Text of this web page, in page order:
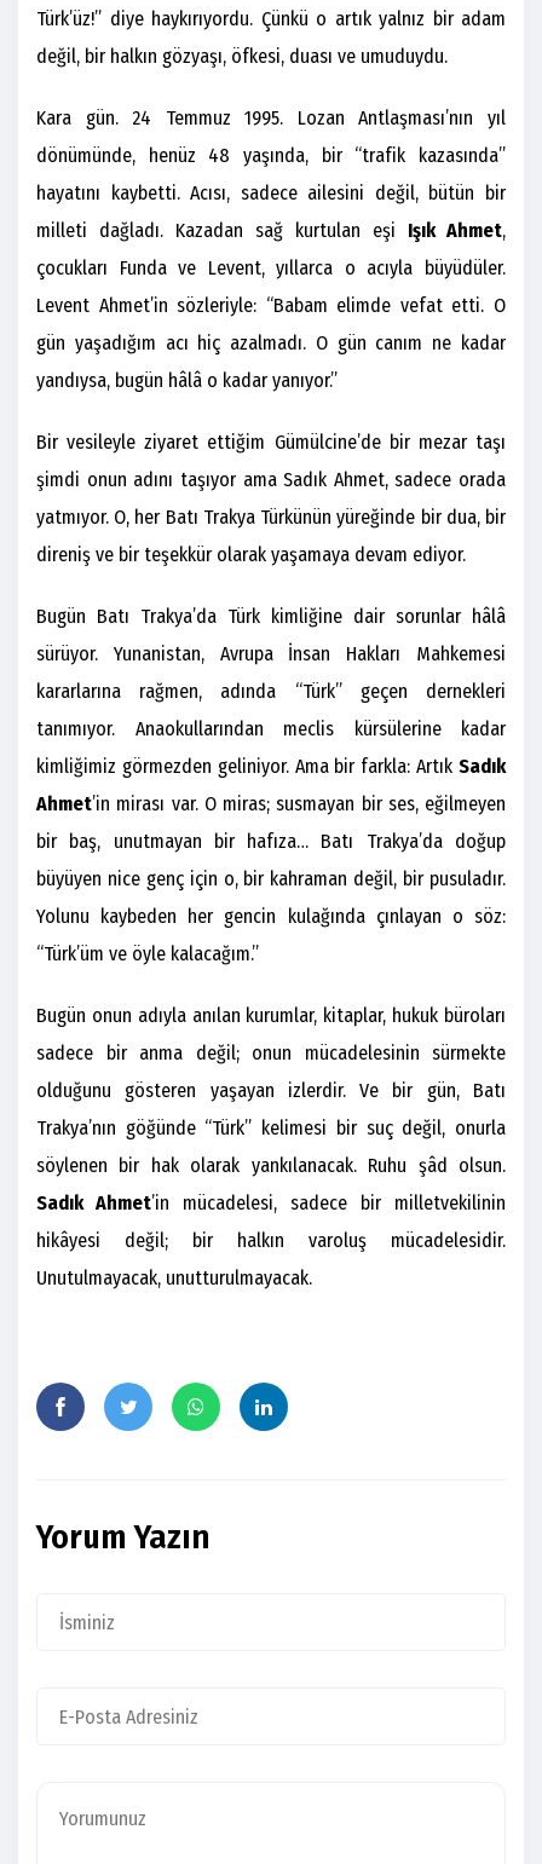
Türk’üz!” diye haykırıyordu. Çünkü o artık yalnız bir adam
değil, bir halkın gözyaşı, öfkesi, duası ve umuduydu.
Kara gün. 24 Temmuz 1995. Lozan Antlaşması’nın yıl
dönümünde, henüz 48 yaşında, bir “trafik kazasında”
hayatını kaybetti. Acısı, sadece ailesini değil, bütün bir
milleti dağladı. Kazadan sağ kurtulan eşi Işık Ahmet,
çocukları Funda ve Levent, yıllarca o acıyla büyüdüler.
Levent Ahmet’in sözleriyle: “Babam elimde vefat etti. O
gün yaşadığım acı hiç azalmadı. O gün canım ne kadar
yandıysa, bugün hâlâ o kadar yanıyor.”
Bir vesileyle ziyaret ettiğim Gümülcine’de bir mezar taşı
şimdi onun adını taşıyor ama Sadık Ahmet, sadece orada
yatmıyor. O, her Batı Trakya Türkünün yüreğinde bir dua, bir
direniş ve bir teşekkür olarak yaşamaya devam ediyor.
Bugün Batı Trakya’da Türk kimliğine dair sorunlar hâlâ
sürüyor. Yunanistan, Avrupa İnsan Hakları Mahkemesi
kararlarına rağmen, adında “Türk” geçen dernekleri
tanımıyor. Anaokullarından meclis kürsülerine kadar
kimliğimiz görmezden geliniyor. Ama bir farkla: Artık Sadık
Ahmet’in mirası var. O miras; susmayan bir ses, eğilmeyen
bir baş, unutmayan bir hafıza… Batı Trakya’da doğup
büyüyen nice genç için o, bir kahraman değil, bir pusuladır.
Yolunu kaybeden her gencin kulağında çınlayan o söz:
“Türk’üm ve öyle kalacağım.”
Bugün onun adıyla anılan kurumlar, kitaplar, hukuk büroları
sadece bir anma değil; onun mücadelesinin sürmekte
olduğunu gösteren yaşayan izlerdir. Ve bir gün, Batı
Trakya’nın göğünde “Türk” kelimesi bir suç değil, onurla
söylenen bir hak olarak yankılanacak. Ruhu şâd olsun.
Sadık Ahmet’in mücadelesi, sadece bir milletvekilinin
hikâyesi değil; bir halkın varoluş mücadelesidir.
Unutulmayacak, unutturulmayacak.
Yorum Yazın